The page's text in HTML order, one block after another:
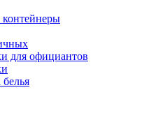
для официантов